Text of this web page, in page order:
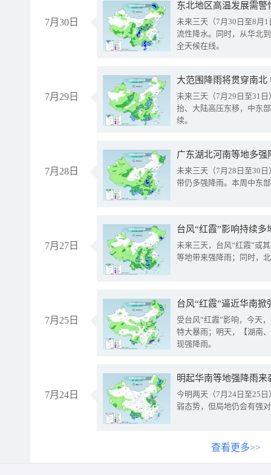
7月30日
东北地区高温发展需
未来三天（7月30日至8月
流性降水。同时，从华北
全天候在线。
7月29日
大范围降雨将贯穿南
未来三天（7月29日至31
抬、大陆高压东移，中东
续。
7月28日
广东湖北河南等地多
未来三天（7月28日至30
带仍多强降雨。本周中东
7月27日
台风“红霞”影响持续
未来三天，台风“红霞”或
等地带来强降雨；同时，
7月25日
台风“红霞”逼近华南
受台风“红霞”影响，今天
特大暴雨；明天，【湖南
现强降雨。
7月24日
明起华南等地强降雨
今明两天（7月24日至25
弱态势，但局地仍会有强
查看更多>>